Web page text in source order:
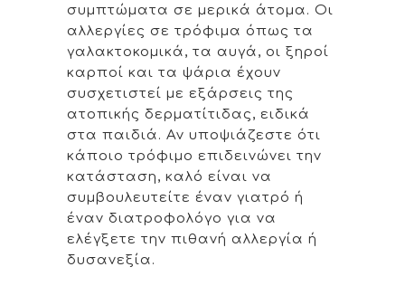
συμπτώματα σε μερικά άτομα. Οι
αλλεργίες σε τρόφιμα όπως τα
γαλακτοκομικά, τα αυγά, οι ξηροί
καρποί και τα ψάρια έχουν
συσχετιστεί με εξάρσεις της
ατοπικής δερματίτιδας, ειδικά
στα παιδιά. Αν υποψιάζεστε ότι
κάποιο τρόφιμο επιδεινώνει την
κατάσταση, καλό είναι να
συμβουλευτείτε έναν γιατρό ή
έναν διατροφολόγο για να
ελέγξετε την πιθανή αλλεργία ή
δυσανεξία.